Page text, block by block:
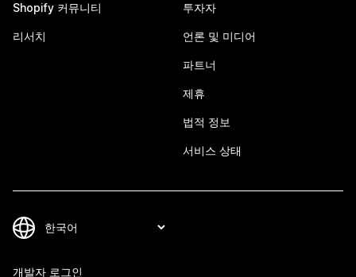
Shopify 커뮤니티
리서치
투자자
언론 및 미디어
파트너
제휴
법적 정보
서비스 상태
개발자 로그인